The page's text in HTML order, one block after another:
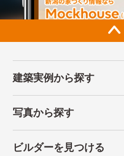
建築実例から探す
写真から探す
ビルダーを見つける